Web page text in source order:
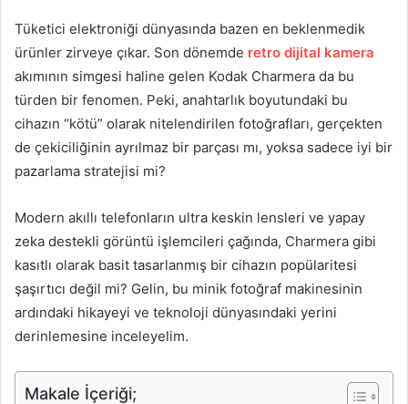
Tüketici elektroniği dünyasında bazen en beklenmedik
ürünler zirveye çıkar. Son dönemde retro dijital kamera
akımının simgesi haline gelen Kodak Charmera da bu
türden bir fenomen. Peki, anahtarlık boyutundaki bu
cihazın “kötü” olarak nitelendirilen fotoğrafları, gerçekten
de çekiciliğinin ayrılmaz bir parçası mı, yoksa sadece iyi bir
pazarlama stratejisi mi?
Modern akıllı telefonların ultra keskin lensleri ve yapay
zeka destekli görüntü işlemcileri çağında, Charmera gibi
kasıtlı olarak basit tasarlanmış bir cihazın popülaritesi
şaşırtıcı değil mi? Gelin, bu minik fotoğraf makinesinin
ardındaki hikayeyi ve teknoloji dünyasındaki yerini
derinlemesine inceleyelim.
Makale İçeriği;